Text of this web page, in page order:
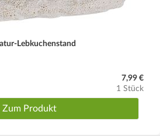
Lebkuchenstand
7,99 €
1 Stück
Zum Produkt